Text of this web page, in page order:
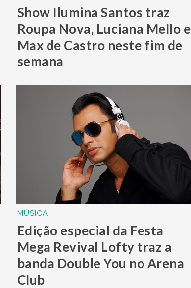
Show Ilumina Santos traz
Roupa Nova, Luciana Mello e
Max de Castro neste fim de
semana
MÚSICA
Edição especial da Festa
Mega Revival Lofty traz a
banda Double You no Arena
Club